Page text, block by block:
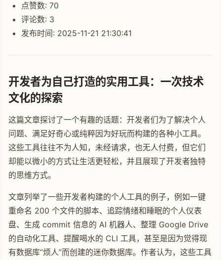
点赞数: 70
评论数: 3
发布时间: 2025-11-21 21:30:41
开发者为自己打造的实用工具：一次技术
文化的探索
这篇文章探讨了一个有趣的话题：开发者们为了解决个人
问题、满足好奇心或纯粹因为好玩而构建的各种小工具。
这些工具往往不为人知，未经请求，也无人付费，但它们
却能以微小的方式让生活更轻松，并且展现了开发者独特
的思维方式。
文章列举了一些开发者构建的个人工具的例子，例如一键
重命名 200 个文件的脚本、追踪情绪和睡眠的个人仪表
盘、生成 commit 信息的 AI 机器人、整理 Google Drive
的自动化工具、提醒喝水的 CLI 工具，甚至是因为觉得现
有数据库“烦人”而创建的迷你数据库。作者认为，这些工具